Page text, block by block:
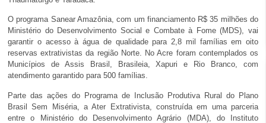
O programa Sanear Amazônia, com um financiamento R$ 35 milhões do
Ministério do Desenvolvimento Social e Combate à Fome (MDS), vai
garantir o acesso à água de qualidade para 2,8 mil famílias em oito
reservas extrativistas da região Norte. No Acre foram contemplados os
Municípios de Assis Brasil, Brasileia, Xapuri e Rio Branco, com
atendimento garantido para 500 famílias.
Parte das ações do Programa de Inclusão Produtiva Rural do Plano
Brasil Sem Miséria, a Ater Extrativista, construída em uma parceria
entre o Ministério do Desenvolvimento Agrário (MDA), do Instituto